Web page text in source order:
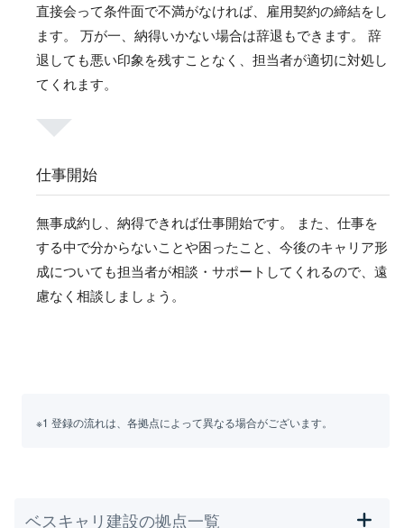
直接会って条件面で不満がなければ、雇用契約の締結をし
ます。 万が一、納得いかない場合は辞退もできます。 辞
退しても悪い印象を残すことなく、担当者が適切に対処し
てくれます。
仕事開始
無事成約し、納得できれば仕事開始です。 また、仕事を
する中で分からないことや困ったこと、今後のキャリア形
成についても担当者が相談・サポートしてくれるので、遠
慮なく相談しましょう。
※1 登録の流れは、各拠点によって異なる場合がございます。
ベスキャリ建設の拠点一覧